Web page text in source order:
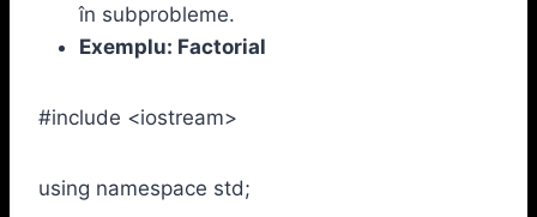
în subprobleme.
Exemplu: Factorial
#include <iostream>
using namespace std;